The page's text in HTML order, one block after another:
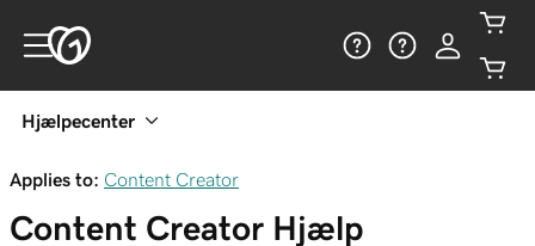
Hjælpecenter
Applies to: Content Creator
Content Creator Hjælp